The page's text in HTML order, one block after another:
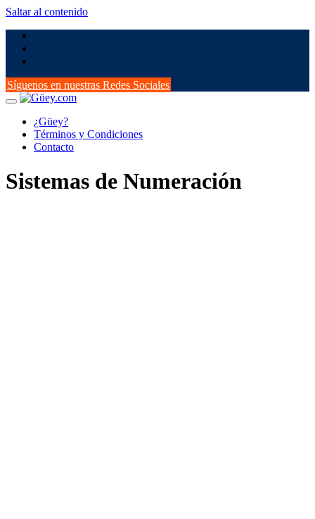
Saltar al contenido
Síguenos en nuestras Redes Sociales
¿Güey?
Términos y Condiciones
Contacto
Sistemas de Numeración